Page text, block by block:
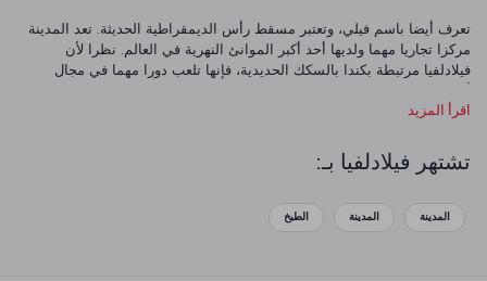
تعرف أيضا باسم فيلي، وتعتبر مسقط رأس الديمقراطية الحديثة. تعد المدينة
مركزا تجاريا مهما ولديها أحد أكبر الموانئ النهرية في العالم. نظرا لأن
فيلادلفيا مرتبطة بكندا بالسكك الحديدية، فإنها تلعب دورا مهما في مجال
زر واستكشف فيلادلفيا، المدينة ذات الشوارع الملونة التي تجذب السياح من
اقرأ المزيد
تشتهر فيلادلفيا بـ:
المدينة المدينة الطبخ